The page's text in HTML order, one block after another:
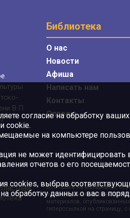
В.П.
Библиотека
О нас
Новости
Афиша
Написать нам
Контакты
Опросы
Все права на материалы,
или авторам и охраняются в
материалов,
гиперссылкой на страницу,
согласие на обработку
cookie.
на компьютере
не может идентифицировать
отчетов о его
cookies, выбрав
обработку данных о вас в